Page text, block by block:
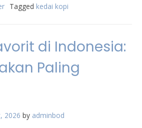
Tagged kedai kopi
di Indonesia:
Paling
2026 by adminbod